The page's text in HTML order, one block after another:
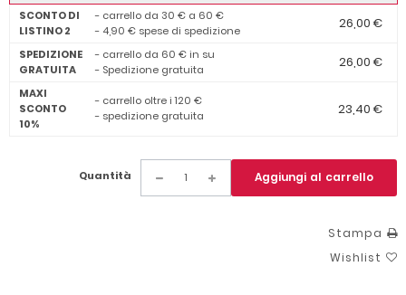
SCONTO DI
LISTINO 2
- carrello da 30 € a 60 €
- 4,90 € spese di spedizione
26,00 €
SPEDIZIONE
GRATUITA
- carrello da 60 € in su
- Spedizione gratuita
26,00 €
MAXI
SCONTO
10%
- carrello oltre i 120 €
- spedizione gratuita
23,40 €
Quantità Aggiungi al carrello
Stampa
Wishlist